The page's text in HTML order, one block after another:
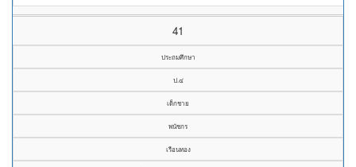
41
ประถมศึกษา
ป.๔
เด็กชาย
พนัชกร
เรือนทอง